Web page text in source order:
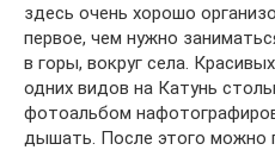
здесь очень хорошо
первое, чем нужно
в горы, вокруг села.
одних видов на Катунь
фотоальбом
дышать. После этого можно